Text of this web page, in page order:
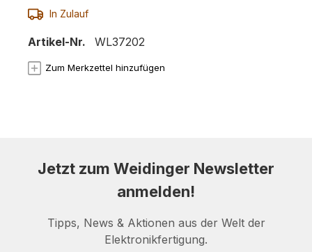
In Zulauf
Artikel-Nr. WL37202
Zum Merkzettel hinzufügen
Jetzt zum Weidinger Newsletter
anmelden!
Tipps, News & Aktionen aus der Welt der
Elektronikfertigung.